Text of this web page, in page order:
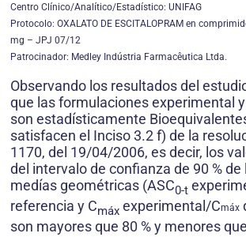
Centro Clínico/Analítico/Estadístico: UNIFAG
Protocolo: OXALATO DE ESCITALOPRAM en
mg – JPJ 07/12
Patrocinador: Medley Indústria Farmacêutica Ltda.
Observando los resultados del
que las formulaciones experimental
son estadísticamente
satisfacen el Inciso 3.2 f) de la
1170, del 19/04/2006, es decir, los
del intervalo de confianza de 90 % de
medías geométricas (ASC0-t
referencia y Cmáx experimental/Cmáx
son mayores que 80 % y menores